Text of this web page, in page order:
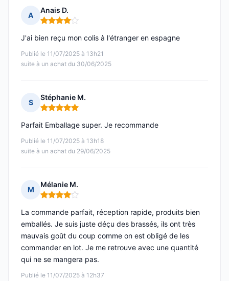
A
Anais D.
Note : 4 sur 5
Publié le 11/07/2025 à 13h21
suite à un achat du 30/06/2025
J'ai bien reçu mon colis à l'étranger en espagne
S
Stéphanie M.
Note : 5 sur 5
Publié le 11/07/2025 à 13h18
suite à un achat du 29/06/2025
Parfait Emballage super. Je recommande
M
Mélanie M.
Note : 4 sur 5
Publié le 11/07/2025 à 12h37
La commande parfait, réception rapide, produits bien
emballés. Je suis juste déçu des brassés, ils ont très
mauvais goût du coup comme on est obligé de les
commander en lot. Je me retrouve avec une quantité
qui ne se mangera pas.